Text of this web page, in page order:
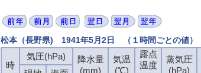
松本（長野県) 1941年5月2日 （１時間ごとの値）
時
気圧(hPa)
降水量
(mm)
気温
(℃)
露点
温度
蒸気圧
(hPa)